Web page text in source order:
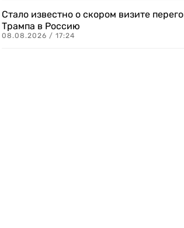
Стало известно о скором визите
Трампа в Россию
08.08.2026 / 17:24